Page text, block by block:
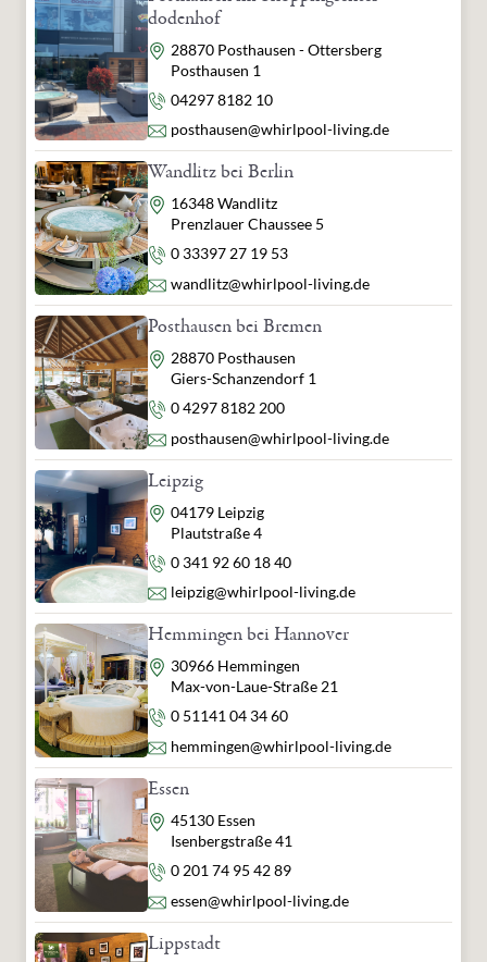
dodenhof
Adresse
28870 Posthausen - Ottersberg
Posthausen 1
Telefon
04297 8182 10
E-Mail
posthausen@whirlpool-living.de
Wandlitz bei Berlin
Adresse
16348 Wandlitz
Prenzlauer Chaussee 5
Telefon
0 33397 27 19 53
E-Mail
wandlitz@whirlpool-living.de
Posthausen bei Bremen
Adresse
28870 Posthausen
Giers-Schanzendorf 1
Telefon
0 4297 8182 200
E-Mail
posthausen@whirlpool-living.de
Leipzig
Adresse
04179 Leipzig
Plautstraße 4
Telefon
0 341 92 60 18 40
E-Mail
leipzig@whirlpool-living.de
Hemmingen bei Hannover
Adresse
30966 Hemmingen
Max-von-Laue-Straße 21
Telefon
0 51141 04 34 60
E-Mail
hemmingen@whirlpool-living.de
Essen
Adresse
45130 Essen
Isenbergstraße 41
Telefon
0 201 74 95 42 89
E-Mail
essen@whirlpool-living.de
Lippstadt